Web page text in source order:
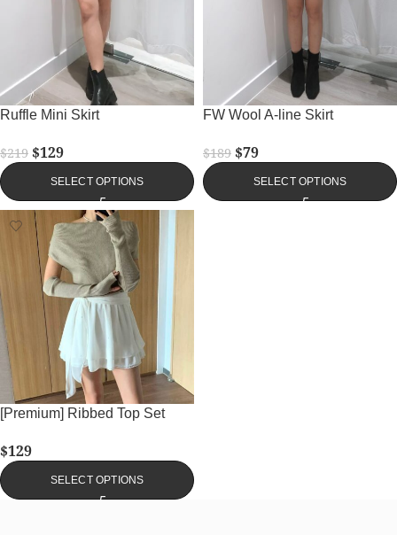
Ruffle Mini Skirt
$219 $129
SELECT OPTIONS
FW Wool A-line Skirt
$189 $79
SELECT OPTIONS
[Premium] Ribbed Top Set
$129
SELECT OPTIONS